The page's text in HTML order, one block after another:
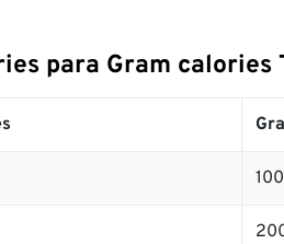
para Gram calories